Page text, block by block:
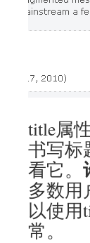
title属
书写标
看它。
多数用
以使用
常。